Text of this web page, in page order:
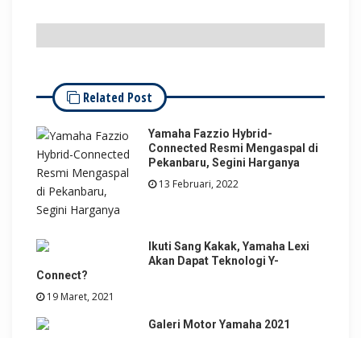
Related Post
Yamaha Fazzio Hybrid-
Connected Resmi Mengaspal di
Pekanbaru, Segini Harganya
13 Februari, 2022
Ikuti Sang Kakak, Yamaha Lexi
Akan Dapat Teknologi Y-
Connect?
19 Maret, 2021
Galeri Motor Yamaha 2021